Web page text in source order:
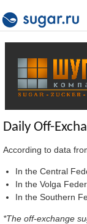
Daily Off-
According to data
In the Central
In the Volga
In the Southern
*The off-exchange